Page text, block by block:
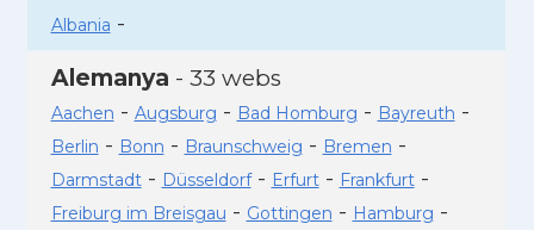
Albania -
Alemanya - 33 webs
Aachen - Augsburg - Bad Homburg - Bayreuth -
Berlin - Bonn - Braunschweig - Bremen -
Darmstadt- Düsseldorf- Erfurt- Frankfurt-
Freiburg im Breisgau - Gottingen - Hamburg -